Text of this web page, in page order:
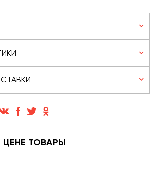
ТОВАРЫ